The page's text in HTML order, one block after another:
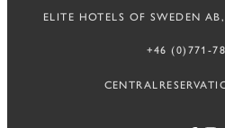
ELITE HOTELS OF SWEDEN
+46 (0)771-